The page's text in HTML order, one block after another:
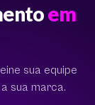
em
sua equipe
sua marca.